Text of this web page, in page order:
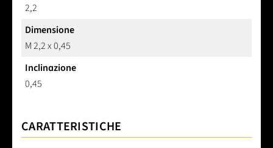
2,2
Dimensione
M 2,2 x 0,45
Inclinazione
0,45
CARATTERISTICHE